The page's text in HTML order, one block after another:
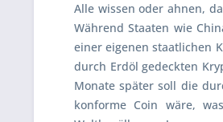
Alle wissen oder ahnen,
Während Staaten wie
einer eigenen staatlichen
durch Erdöl gedeckten
Monate später soll die
konforme Coin wäre,